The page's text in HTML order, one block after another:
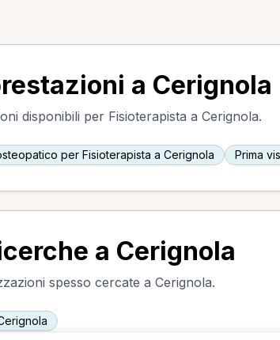
a Cerignola
disponibili per Fisioterapista a Cerignola.
per Fisioterapista a Cerignola Prima
a Cerignola
spesso cercate a Cerignola.